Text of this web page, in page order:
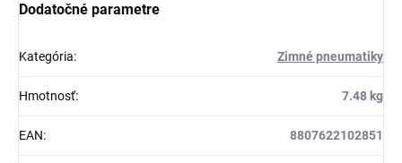
Dodatočné parametre
Kategória: Zimné pneumatiky
Hmotnosť: 7.48 kg
EAN: 8807622102851